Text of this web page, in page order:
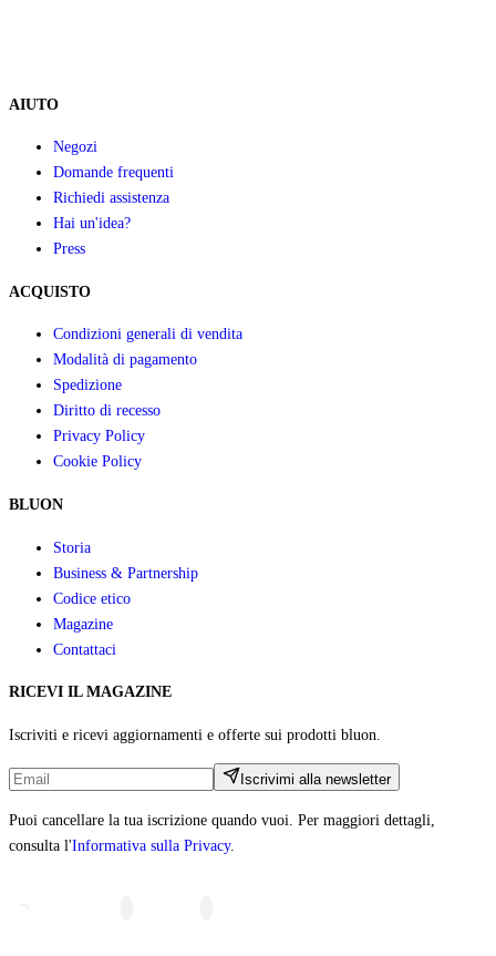
AIUTO
Negozi
Domande frequenti
Richiedi assistenza
Hai un'idea?
Press
ACQUISTO
Condizioni generali di vendita
Modalità di pagamento
Spedizione
Diritto di recesso
Privacy Policy
Cookie Policy
BLUON
Storia
Business & Partnership
Codice etico
Magazine
Contattaci
RICEVI IL MAGAZINE
Iscriviti e ricevi aggiornamenti e offerte sui prodotti bluon.
Iscrivimi alla newsletter
Puoi cancellare la tua iscrizione quando vuoi. Per maggiori dettagli,
consulta l'Informativa sulla Privacy.